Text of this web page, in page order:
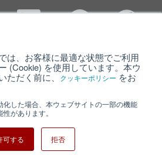
は、お客様に最適な状態でご利用
(Cookie) を使用しています。本ウ
ただく前に、
クッキーポリシー をお
化した場合、本ウェブサイトの一部の機能
があります。
可する 拒否
ウェブサイト利用規約
Devices Inc. All Rights Reserved.